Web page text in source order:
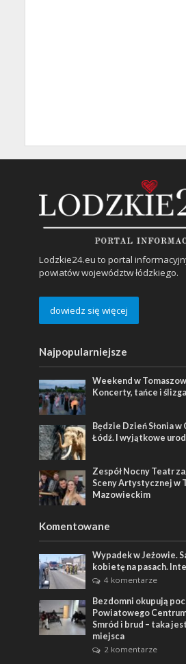
Lodzkie24.eu to portal
powiatów województw łódzkiego.
dowiedz się więcej
Najpopularniejsze
Weekend w
Koncerty, tańce i
Będzie Dzień Słonia
Łódź. I wyjątkowe
Zespół Nocny Teatr
Sceny Artystycznej w
Mazowieckim
Komentowane
Wypadek w Jeżowie.
kobietę na pasach.
4 komentarze
Bezdomni okupują
Powiatowego
Smród i brud – taka
miejsca
2 komentarze